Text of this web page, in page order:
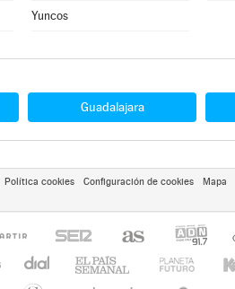
Yuncos
Guadalajara
Política cookies Configuración de cookies Mapa